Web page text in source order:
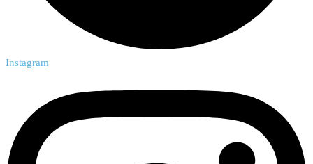
Instagram